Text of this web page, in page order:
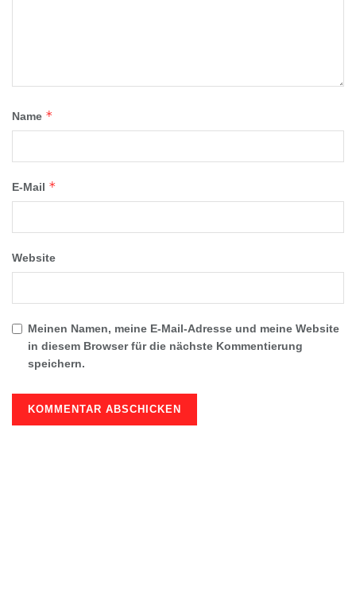
Name *
E-Mail *
Website
Meinen Namen, meine E-Mail-Adresse und meine Website
in diesem Browser für die nächste Kommentierung
speichern.